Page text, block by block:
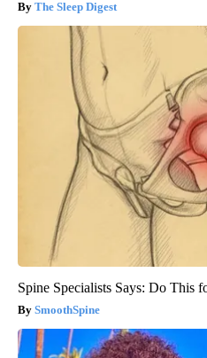
The Sleep Digest
Spine Specialists Says: Do This
SmoothSpine